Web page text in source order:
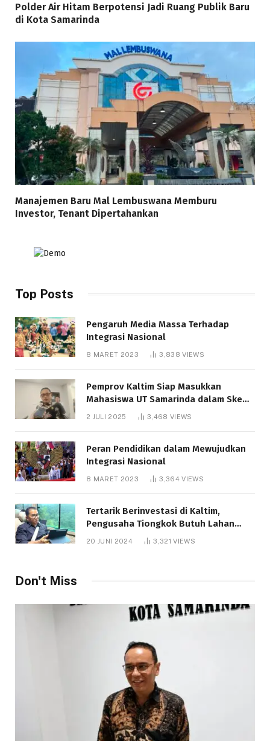
Polder Air Hitam Berpotensi Jadi Ruang Publik Baru
di Kota Samarinda
Manajemen Baru Mal Lembuswana Memburu
Investor, Tenant Dipertahankan
Top Posts
Pengaruh Media Massa Terhadap
Integrasi Nasional
8 MARET 2023 3,838VIEWS
Pemprov Kaltim Siap Masukkan
Mahasiswa UT Samarinda dalam Skema
Bantuan Pendidikan Gratispol
2 JULI 2025 3,468 VIEWS
Peran Pendidikan dalam Mewujudkan
Integrasi Nasional
8 MARET 2023 3,364VIEWS
Tertarik Berinvestasi di Kaltim,
Pengusaha Tiongkok Butuh Lahan
1.000 Hektare
20 JUNI 2024 3,321VIEWS
Don't Miss